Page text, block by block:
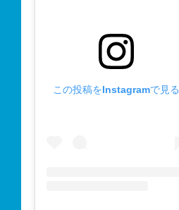
この投稿をInstagramで見る